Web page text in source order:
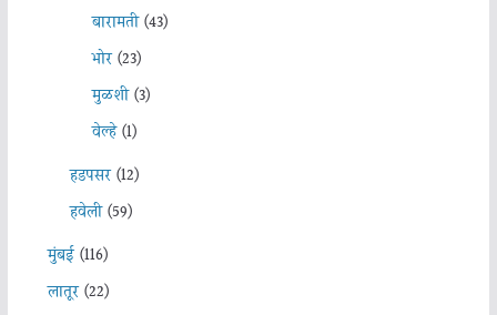
बारामती(43)
भोर(23)
मुळशी(3)
वेल्हे(1)
हडपसर(12)
हवेली(59)
मुंबई(116)
लातूर(22)